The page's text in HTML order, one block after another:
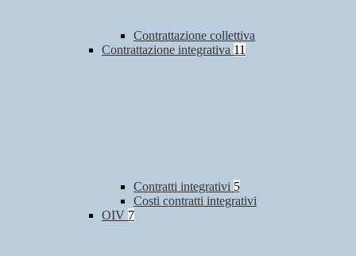
Contrattazione collettiva
Contrattazione integrativa 11
Contratti integrativi 5
Costi contratti integrativi
OIV 7